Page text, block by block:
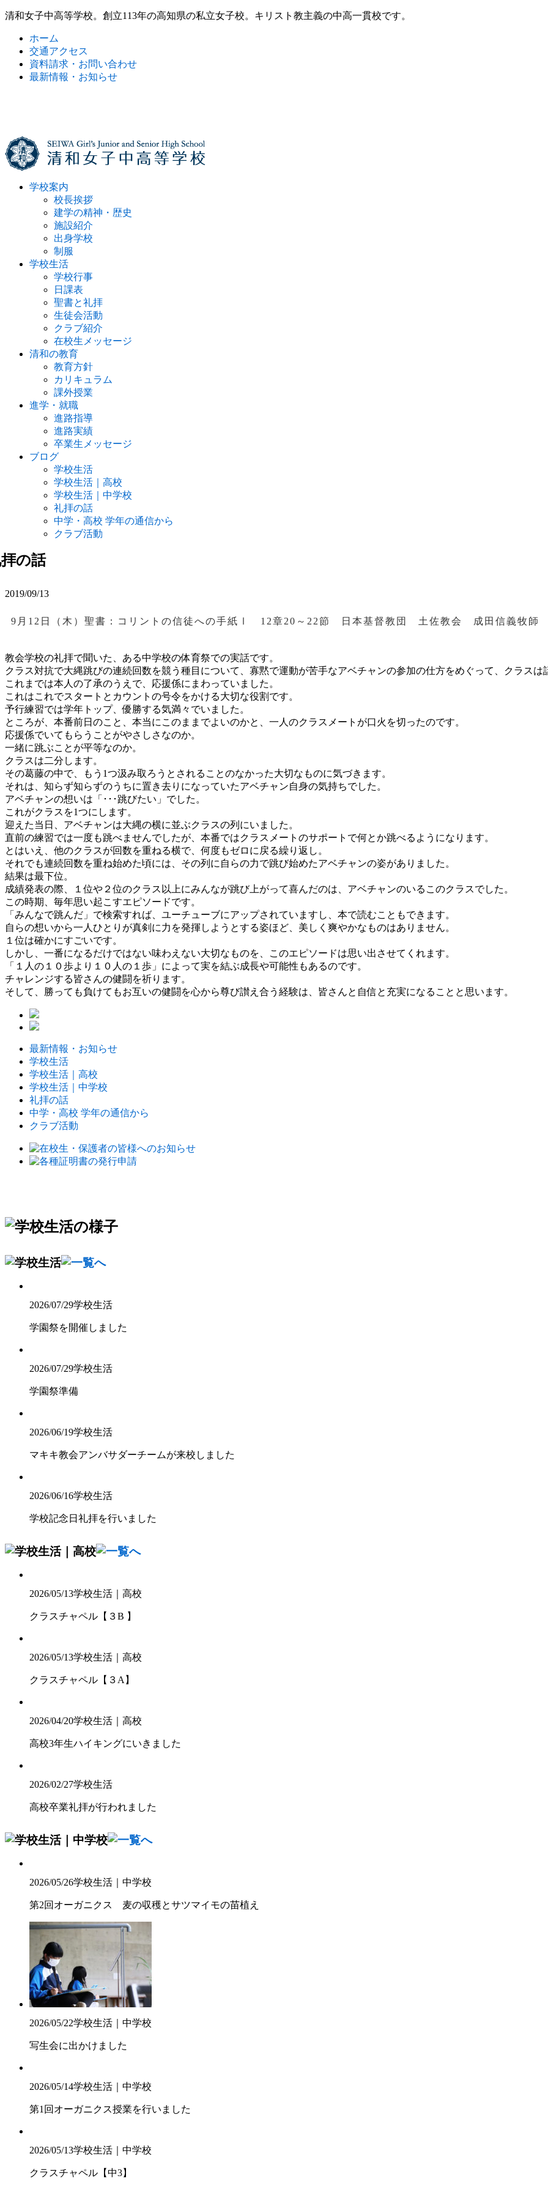
清和女子中高等学校。創立113年の高知県の私立女子校。キリスト教主義の中高一貫校です。
ホーム
交通アクセス
資料請求・お問い合わせ
最新情報・お知らせ
学校案内
校長挨拶
建学の精神・歴史
施設紹介
出身学校
制服
学校生活
学校行事
日課表
聖書と礼拝
生徒会活動
クラブ紹介
在校生メッセージ
清和の教育
教育方針
カリキュラム
課外授業
進学・就職
進路指導
進路実績
卒業生メッセージ
ブログ
学校生活
学校生活｜高校
学校生活｜中学校
礼拝の話
中学・高校 学年の通信から
クラブ活動
の話
2019/09/13
9月12日（木）聖書：コリントの信徒への手紙Ⅰ 12章20～22節 日本基督教団 土佐教会 成田信義牧師
教会学校の礼拝で聞いた、ある中学校の体育祭での実話です。
クラス対抗で大縄跳びの連続回数を競う種目について、寡黙で運動が苦手なアベチャンの参加の仕方をめぐって、クラスは
これまでは本人の了承のうえで、応援係にまわっていました。
これはこれでスタートとカウントの号令をかける大切な役割です。
予行練習では学年トップ、優勝する気満々でいました。
ところが、本番前日のこと、本当にこのままでよいのかと、一人のクラスメートが口火を切ったのです。
応援係でいてもらうことがやさしさなのか。
一緒に跳ぶことが平等なのか。
クラスは二分します。
その葛藤の中で、もう1つ汲み取ろうとされることのなかった大切なものに気づきます。
それは、知らず知らずのうちに置き去りになっていたアベチャン自身の気持ちでした。
アベチャンの想いは「･･･跳びたい」でした。
これがクラスを1つにします。
迎えた当日、アベチャンは大縄の横に並ぶクラスの列にいました。
直前の練習では一度も跳べませんでしたが、本番ではクラスメートのサポートで何とか跳べるようになります。
とはいえ、他のクラスが回数を重ねる横で、何度もゼロに戻る繰り返し。
それでも連続回数を重ね始めた頃には、その列に自らの力で跳び始めたアベチャンの姿がありました。
結果は最下位。
成績発表の際、１位や２位のクラス以上にみんなが跳び上がって喜んだのは、アベチャンのいるこのクラスでした。
この時期、毎年思い起こすエピソードです。
「みんなで跳んだ」で検索すれば、ユーチューブにアップされていますし、本で読むこともできます。
自らの想いから一人ひとりが真剣に力を発揮しようとする姿ほど、美しく爽やかなものはありません。
１位は確かにすごいです。
しかし、一番になるだけではない味わえない大切なものを、このエピソードは思い出させてくれます。
「１人の１０歩より１０人の１歩」によって実を結ぶ成長や可能性もあるのです。
チャレンジする皆さんの健闘を祈ります。
そして、勝っても負けてもお互いの健闘を心から尊び讃え合う経験は、皆さんと自信と充実になることと思います。
最新情報・お知らせ
学校生活
学校生活｜高校
学校生活｜中学校
礼拝の話
中学・高校 学年の通信から
クラブ活動
2026/07/29学校生活
学園祭を開催しました
2026/07/29学校生活
学園祭準備
2026/06/19学校生活
マキキ教会アンバサダーチームが来校しました
2026/06/16学校生活
学校記念日礼拝を行いました
2026/05/13学校生活｜高校
クラスチャペル【３B 】
2026/05/13学校生活｜高校
クラスチャペル【３A】
2026/04/20学校生活｜高校
高校3年生ハイキングにいきました
2026/02/27学校生活
高校卒業礼拝が行われました
2026/05/26学校生活｜中学校
第2回オーガニクス 麦の収穫とサツマイモの苗植え
2026/05/22学校生活｜中学校
写生会に出かけました
2026/05/14学校生活｜中学校
第1回オーガニクス授業を行いました
2026/05/13学校生活｜中学校
クラスチャペル【中3】